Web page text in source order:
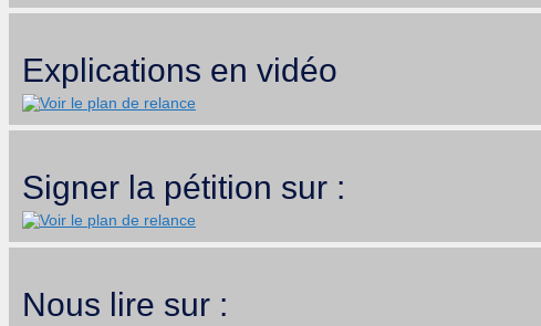
Explications en vidéo
Signer la pétition sur :
Nous lire sur :